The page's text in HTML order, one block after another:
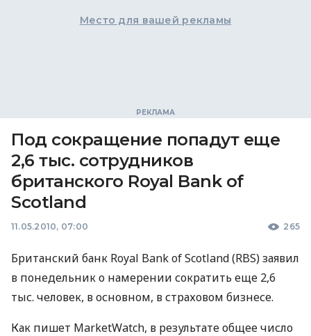
Место для вашей рекламы
Под сокращение попадут еще
2,6 тыс. сотрудников
британского Royal Bank of
Scotland
11.05.2010, 07:00 265
Британский банк Royal Bank of Scotland (RBS) заявил
в понедельник о намерении сократить еще 2,6
тыс. человек, в основном, в страховом бизнесе.
Как пишет MarketWatch, в результате общее число